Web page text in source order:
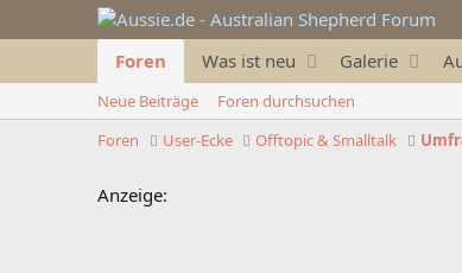
Foren Was ist neu Galerie
Neue Beiträge
Foren durchsuchen
Foren
User-Ecke Offtopic & Smalltalk
Anzeige: